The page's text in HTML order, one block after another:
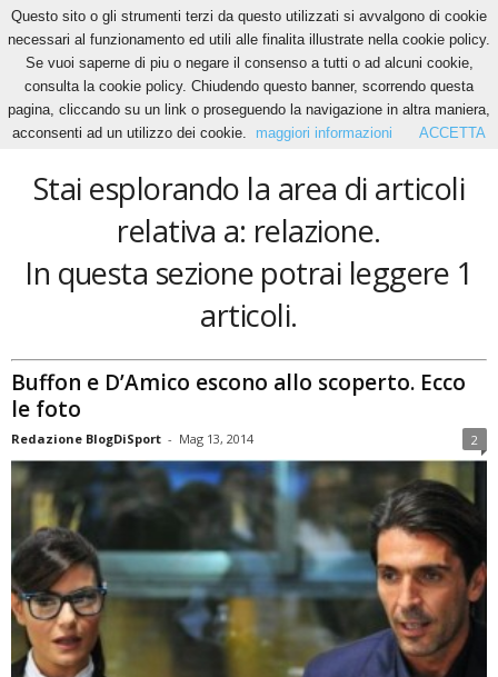
Home Tags Relazione
relazione
Stai esplorando la area di articoli
relativa a: relazione.
In questa sezione potrai leggere 1
articoli.
Buffon e D’Amico escono allo scoperto. Ecco
le foto
Redazione BlogDiSport - Mag 13, 2014 2
Questo sito o gli strumenti terzi da questo utilizzati si avvalgono di cookie
necessari al funzionamento ed utili alle finalita illustrate nella cookie policy.
Se vuoi saperne di piu o negare il consenso a tutti o ad alcuni cookie,
consulta la cookie policy. Chiudendo questo banner, scorrendo questa
pagina, cliccando su un link o proseguendo la navigazione in altra maniera,
acconsenti ad un utilizzo dei cookie.
maggiori informazioni ACCETTA